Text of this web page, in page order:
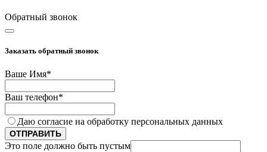
Обратный звонок
Заказать обратный звонок
Ваше Имя*
Ваш телефон*
Даю согласие на обработку персональных данных
ОТПРАВИТЬ
Это поле должно быть пустым